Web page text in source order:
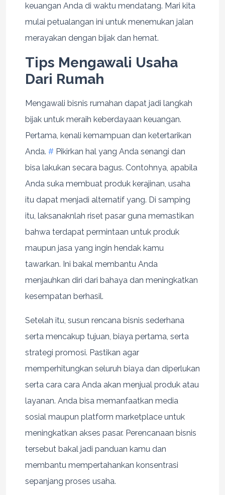
keuangan Anda di waktu mendatang. Mari kita
mulai petualangan ini untuk menemukan jalan
merayakan dengan bijak dan hemat.
Tips Mengawali Usaha
Dari Rumah
Mengawali bisnis rumahan dapat jadi langkah
bijak untuk meraih keberdayaan keuangan.
Pertama, kenali kemampuan dan ketertarikan
Anda. #Pikirkan hal yang Anda senangi dan
bisa lakukan secara bagus. Contohnya, apabila
Anda suka membuat produk kerajinan, usaha
itu dapat menjadi alternatif yang. Di samping
itu, laksanaknlah riset pasar guna memastikan
bahwa terdapat permintaan untuk produk
maupun jasa yang ingin hendak kamu
tawarkan. Ini bakal membantu Anda
menjauhkan diri dari bahaya dan meningkatkan
kesempatan berhasil.
Setelah itu, susun rencana bisnis sederhana
serta mencakup tujuan, biaya pertama, serta
strategi promosi. Pastikan agar
memperhitungkan seluruh biaya dan diperlukan
serta cara cara Anda akan menjual produk atau
layanan. Anda bisa memanfaatkan media
sosial maupun platform marketplace untuk
meningkatkan akses pasar. Perencanaan bisnis
tersebut bakal jadi panduan kamu dan
membantu mempertahankan konsentrasi
sepanjang proses usaha.